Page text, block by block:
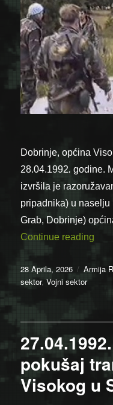
Dobrinje, općina
28.04.1992. godine.
izvršila je
pripadnika) u
Grab, Dobrinje)
Continue reading
Posted
on
28 Aprila, 2026 Armija
sektor,Vojni sektor
pokušaj
Visokog u